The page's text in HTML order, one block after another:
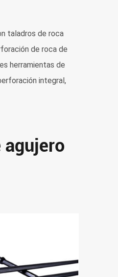
taladros de roca
de roca de
herramientas de
integral,